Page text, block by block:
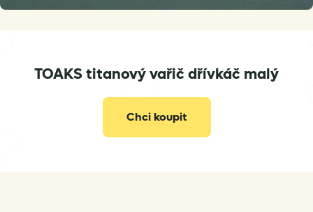
TOAKS titanový vařič dřívkáč malý
Chci koupit